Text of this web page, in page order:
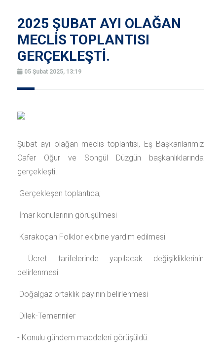
2025 ŞUBAT AYI OLAĞAN
MECLİS TOPLANTISI
GERÇEKLEŞTİ.
05 Şubat 2025, 13:19
Şubat ayı olağan meclis toplantısı, Eş Başkanlarımız
Cafer Oğur ve Songül Düzgün başkanlıklarında
gerçekleşti.
Gerçekleşen toplantıda;
İmar konularının görüşülmesi
Karakoçan Folklor ekibine yardım edilmesi
Ücret tarifelerinde yapılacak değişikliklerinin
belirlenmesi
Doğalgaz ortaklık payının belirlenmesi
Dilek-Temenniler
- Konulu gündem maddeleri görüşüldü.